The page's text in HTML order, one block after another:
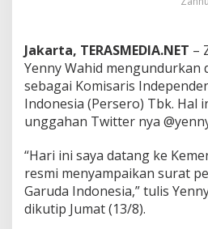
s
P
T
G
a
r
a
I
n
d
o
Jakarta, TERASMEDIA.NET –
Yenny Wahid mengundurkan
sebagai Komisaris
Indonesia (Persero) Tbk. Hal
unggahan Twitter nya
“Hari ini saya datang ke
resmi menyampaikan surat
Garuda Indonesia,” tulis
dikutip Jumat (13/8).